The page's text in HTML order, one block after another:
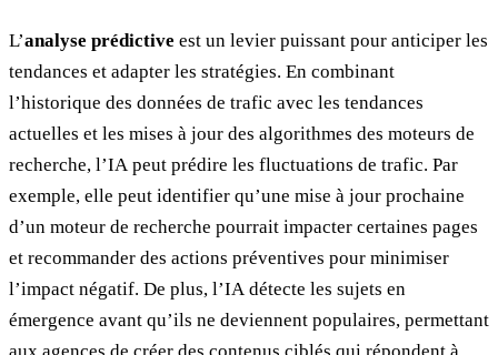
L’analyse prédictive est un levier puissant pour anticiper les
tendances et adapter les stratégies. En combinant
l’historique des données de trafic avec les tendances
actuelles et les mises à jour des algorithmes des moteurs de
recherche, l’IA peut prédire les fluctuations de trafic. Par
exemple, elle peut identifier qu’une mise à jour prochaine
d’un moteur de recherche pourrait impacter certaines pages
et recommander des actions préventives pour minimiser
l’impact négatif. De plus, l’IA détecte les sujets en
émergence avant qu’ils ne deviennent populaires, permettant